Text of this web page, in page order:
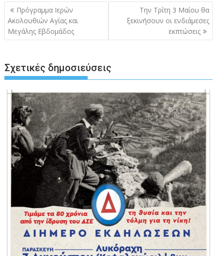
Πλοήγηση
άρθρων
Πρόγραμμα Ιερών
Ακολουθιών Αγίας και
Μεγάλης Εβδομάδος
Την Τρίτη 3 Μαίου θα
ξεκινήσουν οι ενδιάμεσες
εκπτώσεις
Σχετικές δημοσιεύσεις